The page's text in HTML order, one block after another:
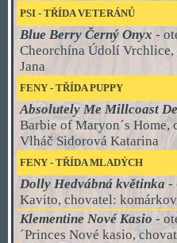
PSI - TŘÍDA VETERÁNŮ
Blue Berry Černý Onyx -
Cheorchína Údolí
Jana
FENY - TŘÍDA PUPPY
Absolutely Me Millcoast
Barbie of Maryon´s
Vlháč Sidorová Katarina
FENY - TŘÍDA MLADÝCH
Dolly Hedvábná květinka -
Kavito, chovatel:
Klementine Nové Kasio -
´Princes Nové kasio,